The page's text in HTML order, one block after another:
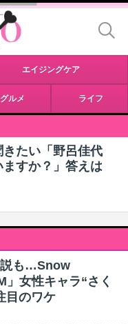
エイジングケア
グルメ ライフ
たい「野呂佳代
すか？」答えは
説も…Snow
」女性キャラ“さく
目のワケ